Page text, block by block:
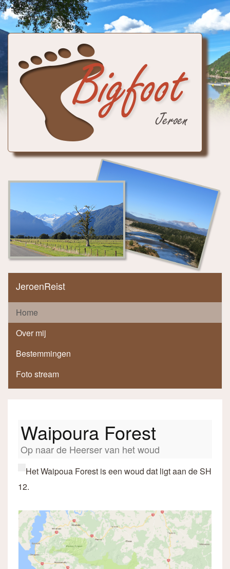
JeroenReist
Home
Over mij
Bestemmingen
Foto stream
Waipoura Forest
Op naar de Heerser van het woud
Het Waipoua Forest is een woud dat ligt aan de SH
12.